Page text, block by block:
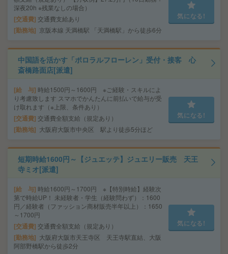
深夜20h ※残業なしの場合）
交通費 交通費支給あり
勤務地 京阪本線 天満橋駅 「天満橋駅」から徒歩6分
気になる!
中国語を活かす「ポロラルフローレン」受付・接客 心
斎橋路面店[派遣]
給 与 時給1500円～1600円 ※ご経験・スキルによ
り考慮致します スマホでかんたんに前払いで給与が受
け取れます（※上限、条件あり）
交通費 交通費全額支給（規定あり）
勤務地 大阪府大阪市中央区 駅より徒歩5分ほど
気になる!
短期時給1600円～【ジュエッテ】ジュエリー販売 天王
寺ミオ[派遣]
給 与 時給1600円～1700円 ※【特別時給】経験次
第で時給UP！ 未経験者・学生（経験問わず）：1600
円／経験者（ファッション商材販売半年以上）：1650
～1700円
交通費 交通費全額支給（規定あり）
勤務地
大阪府大阪市天王寺区 天王寺駅直結、大阪
阿部野橋駅から徒歩2分
気になる!